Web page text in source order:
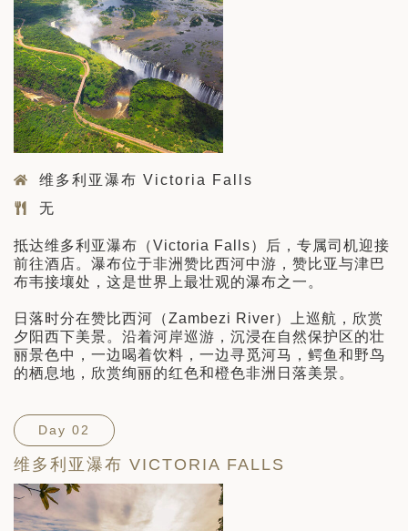
维多利亚瀑布 Victoria Falls
无
抵达维多利亚瀑布（Victoria Falls）后，专属司机迎接
前往酒店。瀑布位于非洲赞比西河中游，赞比亚与津巴
布韦接壤处，这是世界上最壮观的瀑布之一。
日落时分在赞比西河（Zambezi River）上巡航，欣赏
夕阳西下美景。沿着河岸巡游，沉浸在自然保护区的壮
丽景色中，一边喝着饮料，一边寻觅河马，鳄鱼和野鸟
的栖息地，欣赏绚丽的红色和橙色非洲日落美景。
Day 02
维多利亚瀑布 VICTORIA FALLS